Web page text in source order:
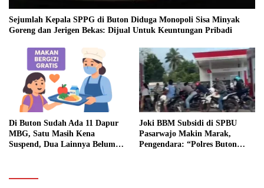
Sejumlah Kepala SPPG di Buton Diduga Monopoli Sisa Minyak
Goreng dan Jerigen Bekas: Dijual Untuk Keuntungan Pribadi
Di Buton Sudah Ada 11 Dapur
MBG, Satu Masih Kena
Suspend, Dua Lainnya Belum
Joki BBM Subsidi di SPBU
Pasarwajo Makin Marak,
Pengendara: “Polres Buton